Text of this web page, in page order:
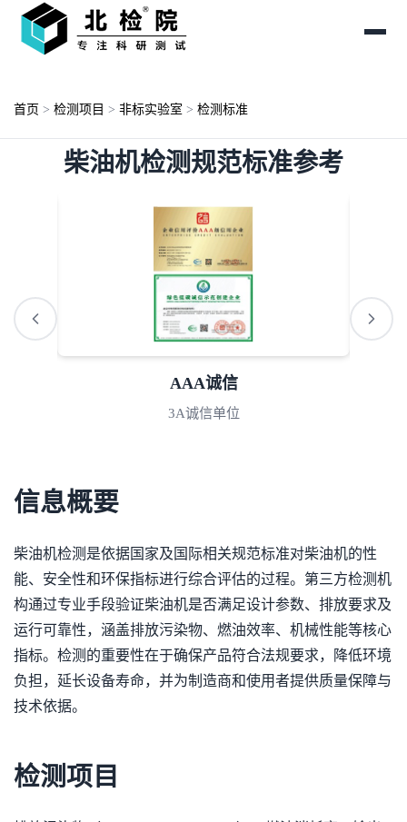
首页 > 检测项目 > 非标实验室 > 检测标准
柴油机检测规范标准参考
AAA诚信
3A诚信单位
信息概要
柴油机检测是依据国家及国际相关规范标准对柴油机的性
能、安全性和环保指标进行综合评估的过程。第三方检测机
构通过专业手段验证柴油机是否满足设计参数、排放要求及
运行可靠性，涵盖排放污染物、燃油效率、机械性能等核心
指标。检测的重要性在于确保产品符合法规要求，降低环境
负担，延长设备寿命，并为制造商和使用者提供质量保障与
技术依据。
检测项目